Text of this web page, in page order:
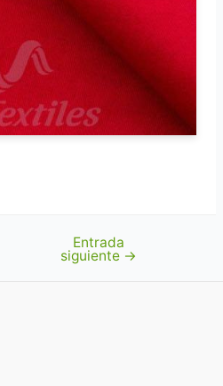
Entrada
siguiente →